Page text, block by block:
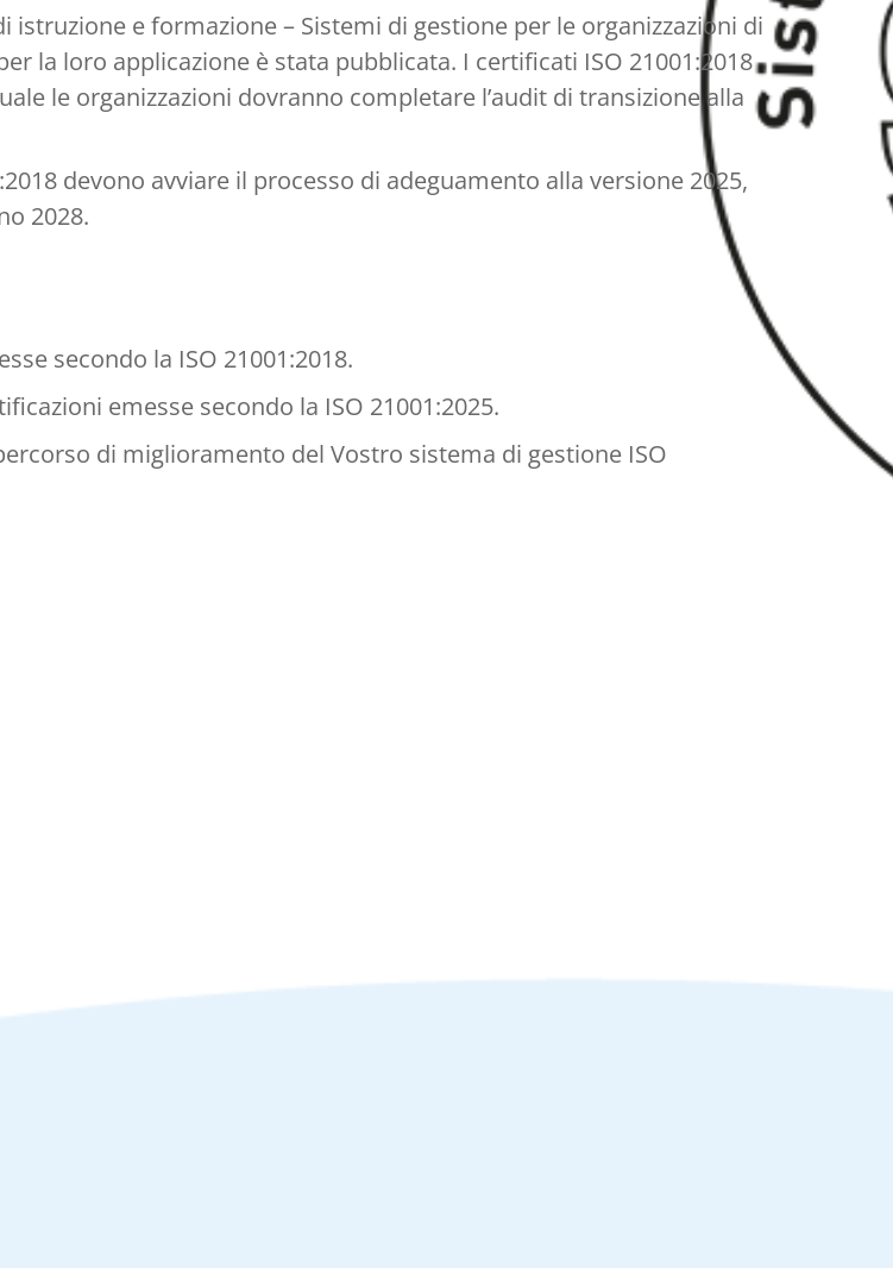
istruzione e formazione – Sistemi di gestione per le organizzazioni di
la loro applicazione è stata pubblicata. I certificati ISO 21001:2018
le organizzazioni dovranno completare l’audit di transizione alla
devono avviare il processo di adeguamento alla versione 2025,
2028.
secondo la ISO 21001:2018.
emesse secondo la ISO 21001:2025.
di miglioramento del Vostro sistema di gestione ISO